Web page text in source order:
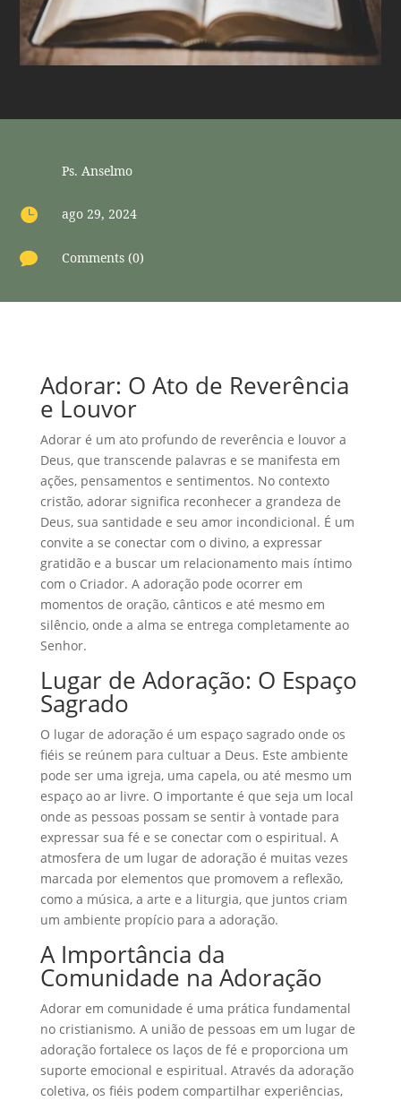
Ps. Anselmo
 ago 29, 2024
 Comments (0)
Adorar: O Ato de Reverência
e Louvor
Adorar é um ato profundo de reverência e louvor a
Deus, que transcende palavras e se manifesta em
ações, pensamentos e sentimentos. No contexto
cristão, adorar significa reconhecer a grandeza de
Deus, sua santidade e seu amor incondicional. É um
convite a se conectar com o divino, a expressar
gratidão e a buscar um relacionamento mais íntimo
com o Criador. A adoração pode ocorrer em
momentos de oração, cânticos e até mesmo em
silêncio, onde a alma se entrega completamente ao
Senhor.
Lugar de Adoração: O Espaço
Sagrado
O lugar de adoração é um espaço sagrado onde os
fiéis se reúnem para cultuar a Deus. Este ambiente
pode ser uma igreja, uma capela, ou até mesmo um
espaço ao ar livre. O importante é que seja um local
onde as pessoas possam se sentir à vontade para
expressar sua fé e se conectar com o espiritual. A
atmosfera de um lugar de adoração é muitas vezes
marcada por elementos que promovem a reflexão,
como a música, a arte e a liturgia, que juntos criam
um ambiente propício para a adoração.
A Importância da
Comunidade na Adoração
Adorar em comunidade é uma prática fundamental
no cristianismo. A união de pessoas em um lugar de
adoração fortalece os laços de fé e proporciona um
suporte emocional e espiritual. Através da adoração
coletiva, os fiéis podem compartilhar experiências,